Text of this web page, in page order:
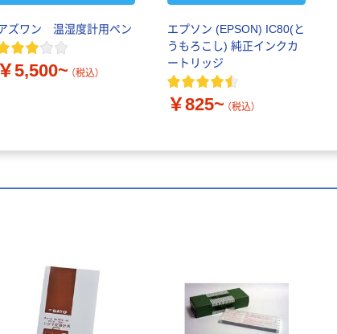
ズワン 温湿度計用ペン
￥5,500~ （税込）
エプソン (EPSON) IC80(と
うもろこし) 純正インクカ
ートリッジ
￥825~ （税込）